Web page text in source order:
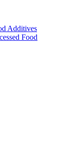
Additives
Food